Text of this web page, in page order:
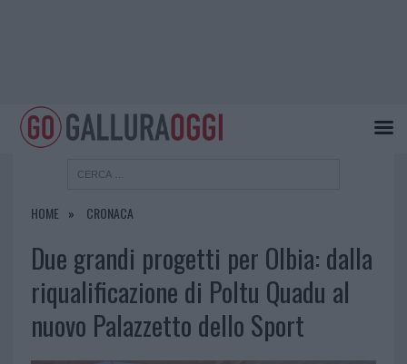
HOME CRONACA
Due grandi progetti per Olbia: dalla
riqualificazione di Poltu Quadu al
nuovo Palazzetto dello Sport